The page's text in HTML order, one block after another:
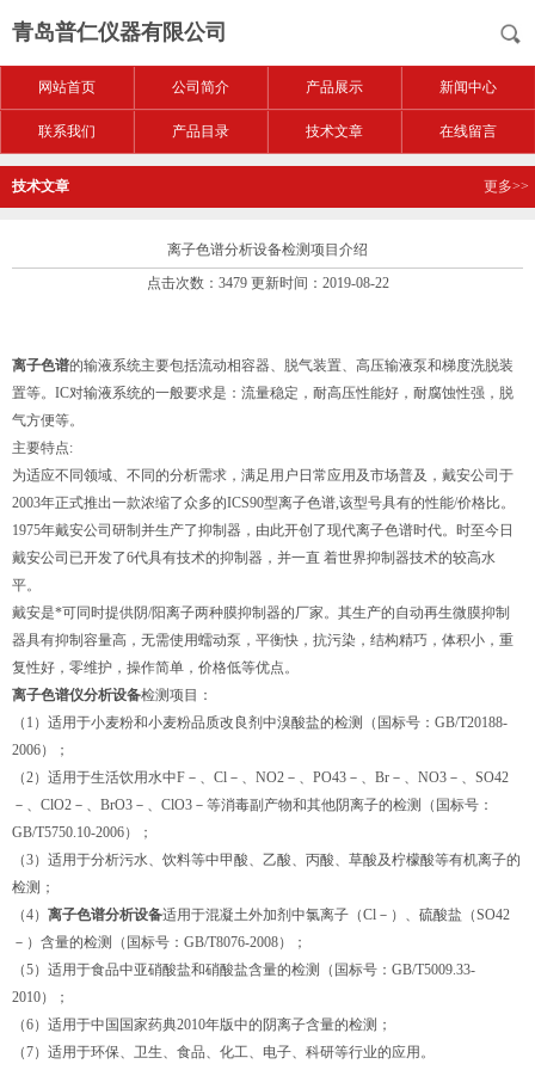
青岛普仁仪器有限公司
网站首页 公司简介 产品展示 新闻中心
联系我们 产品目录 技术文章 在线留言
技术文章 更多>>
离子色谱分析设备检测项目介绍
点击次数：3479 更新时间：2019-08-22
离子色谱的输液系统主要包括流动相容器、脱气装置、高压输液泵和梯度洗脱装
置等。IC对输液系统的一般要求是：流量稳定，耐高压性能好，耐腐蚀性强，脱
气方便等。
主要特点:
为适应不同领域、不同的分析需求，满足用户日常应用及市场普及，戴安公司于
2003年正式推出一款浓缩了众多的ICS90型离子色谱,该型号具有的性能/价格比。
1975年戴安公司研制并生产了抑制器，由此开创了现代离子色谱时代。时至今日
戴安公司已开发了6代具有技术的抑制器，并一直 着世界抑制器技术的较高水
平。
戴安是*可同时提供阴/阳离子两种膜抑制器的厂家。其生产的自动再生微膜抑制
器具有抑制容量高，无需使用蠕动泵，平衡快，抗污染，结构精巧，体积小，重
复性好，零维护，操作简单，价格低等优点。
离子色谱仪分析设备检测项目：
（1）适用于小麦粉和小麦粉品质改良剂中溴酸盐的检测（国标号：GB/T20188-
2006）；
（2）适用于生活饮用水中F－、Cl－、NO2－、PO43－、Br－、NO3－、SO42
－、ClO2－、BrO3－、ClO3－等消毒副产物和其他阴离子的检测（国标号：
GB/T5750.10-2006）；
（3）适用于分析污水、饮料等中甲酸、乙酸、丙酸、草酸及柠檬酸等有机离子的
检测；
（4） 离子色谱分析设备适用于混凝土外加剂中氯离子（Cl－）、硫酸盐（SO42
－）含量的检测（国标号：GB/T8076-2008）；
（5）适用于食品中亚硝酸盐和硝酸盐含量的检测（国标号：GB/T5009.33-
2010）；
（6）适用于中国国家药典2010年版中的阴离子含量的检测；
（7）适用于环保、卫生、食品、化工、电子、科研等行业的应用。